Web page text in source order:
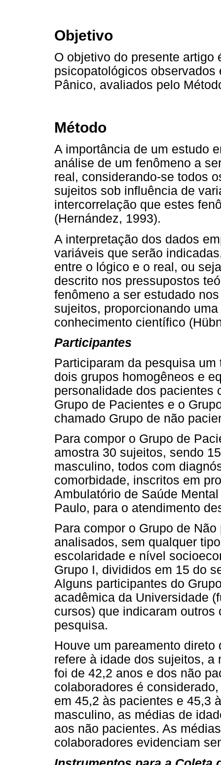
Objetivo
O objetivo do presente artigo
psicopatológicos
Pânico, avaliados pelo
Método
A importância de um estudo
análise de um fenômeno a
real, considerando-se todos
sujeitos sob influência de
intercorrelação que estes
(Hernández, 1993).
A interpretação dos dados
variáveis que serão
entre o lógico e o real, ou
descrito nos pressupostos
fenômeno a ser estudado
sujeitos, proporcionando
conhecimento científico
Participantes
Participaram da pesquisa
dois grupos homogêneos e
personalidade dos pacientes
Grupo de Pacientes e o
chamado Grupo de não
Para compor o Grupo de
amostra 30 sujeitos, sendo
masculino, todos com
comorbidade, inscritos em
Ambulatório de Saúde
Paulo, para o atendimento
Para compor o Grupo de
analisados, sem qualquer
escolaridade e nível
Grupo I, divididos em 15 do
Alguns participantes do
acadêmica da Universidade
cursos) que indicaram
pesquisa.
Houve um pareamento
refere à idade dos sujeitos,
foi de 42,2 anos e dos não
colaboradores é
em 45,2 às pacientes e 45,3
masculino, as médias de
aos não pacientes. As
colaboradores evidenciam